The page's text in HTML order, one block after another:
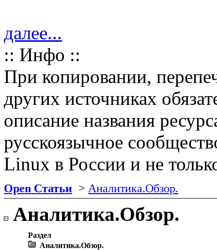
далее...
:: Инфо ::
При копировании,
других источниках
описание названия
русскоязычное
Linux в России и не
Open Статьи > Аналитика.Обзор.
Аналитика.Обзор.
Раздел
Аналитика.Обзор.